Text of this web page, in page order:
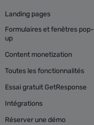
Landing pages
Formulaires et fenêtres pop-
up
Content monetization
Toutes les fonctionnalités
Essai gratuit GetResponse
Intégrations
Réserver une démo